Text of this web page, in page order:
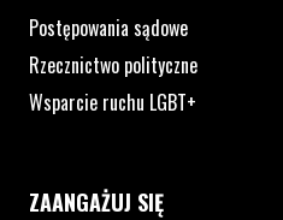
Postępowania sądowe
Rzecznictwo polityczne
Wsparcie ruchu LGBT+
ZAANGAŻUJ SIĘ